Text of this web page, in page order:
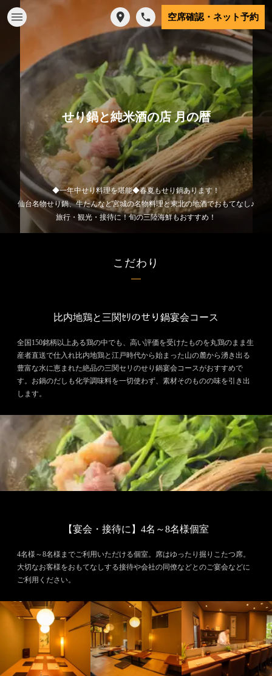
空席確認・ネット予約
せり鍋と純米酒の店 月の暦
◆一年中せり料理を堪能◆春夏もせり鍋あります！
仙台名物せり鍋、牛たんなど宮城の名物料理と東北の地酒でおもてなし♪
旅行・観光・接待に！旬の三陸海鮮もおすすめ！
こだわり
比内地鶏と三関ｾﾘのせり鍋宴会コース
全国150銘柄以上ある鶏の中でも、高い評価を受けたものを丸鶏のまま生
産者直送で仕入れ比内地鶏と江戸時代から始まった山の麓から湧き出る
豊富な水に恵まれた絶品の三関セリのせり鍋宴会コースがおすすめで
す。お鍋のだしも化学調味料を一切使わず、素材そのものの味を引き出
します。
【宴会・接待に】4名～8名様個室
4名様～8名様までご利用いただける個室。席はゆったり掘りこたつ席。
大切なお客様をおもてなしする接待や会社の同僚などとのご宴会などに
ご利用ください。